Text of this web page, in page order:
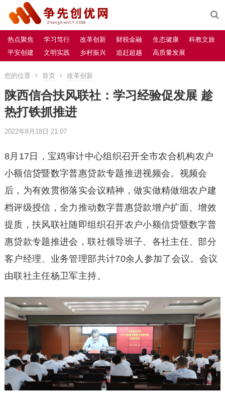
热点聚焦 学习笃行 改革创新 财税金融 生态健康
科教文旅
平安创建
文明实践 乡村振兴 追赶超越 高质量发展
您的位置 首页 改革创新
陕西信合扶风联社：学习经验促发展 趁
热打铁抓推进
2022年8月18日 21:07
8月17日，宝鸡审计中心组织召开全市农合机构农户
小额信贷暨数字普惠贷款专题推进视频会。视频会
后，为有效贯彻落实会议精神，做实做精做细农户建
档评级授信，全力推动数字普惠贷款增户扩面、增效
提质，扶风联社随即组织召开农户小额信贷暨数字普
惠贷款专题推进会，联社领导班子、各社主任、部分
客户经理、业务管理部共计70余人参加了会议。会议
由联社主任杨卫军主持。